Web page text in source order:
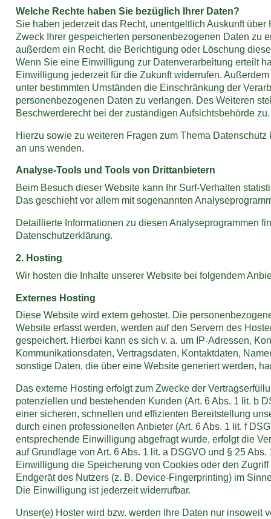
Welche Rechte haben Sie bezüglich Ihrer Daten?
Sie haben jederzeit das Recht, unentgeltlich Auskunft über
Zweck Ihrer gespeicherten personenbezogenen Daten zu
außerdem ein Recht, die Berichtigung oder Löschung
Wenn Sie eine Einwilligung zur Datenverarbeitung erteilt
Einwilligung jederzeit für die Zukunft widerrufen.
unter bestimmten Umständen die Einschränkung der
personenbezogenen Daten zu verlangen. Des Weiteren
Beschwerderecht bei der zuständigen Aufsichtsbehörde zu.
Hierzu sowie zu weiteren Fragen zum Thema
an uns wenden.
Analyse-Tools und Tools von Dritt­anbietern
Beim Besuch dieser Website kann Ihr Surf-Verhalten
Das geschieht vor allem mit sogenannten
Detaillierte Informationen zu diesen Analyseprogrammen
Datenschutzerklärung.
2. Hosting
Wir hosten die Inhalte unserer Website bei folgendem
Externes Hosting
Diese Website wird extern gehostet. Die
Website erfasst werden, werden auf den Servern des
gespeichert. Hierbei kann es sich v. a. um IP-Adressen,
Kommunikationsdaten, Vertragsdaten, Kontaktdaten,
sonstige Daten, die über eine Website generiert werden,
Das externe Hosting erfolgt zum Zwecke der
potenziellen und bestehenden Kunden (Art. 6 Abs. 1 lit. b
einer sicheren, schnellen und effizienten Bereitstellung
durch einen professionellen Anbieter (Art. 6 Abs. 1 lit. f
entsprechende Einwilligung abgefragt wurde, erfolgt die
auf Grundlage von Art. 6 Abs. 1 lit. a DSGVO und § 25
Einwilligung die Speicherung von Cookies oder den
Endgerät des Nutzers (z. B. Device-Fingerprinting) im
Die Einwilligung ist jederzeit widerrufbar.
Unser(e) Hoster wird bzw. werden Ihre Daten nur insoweit